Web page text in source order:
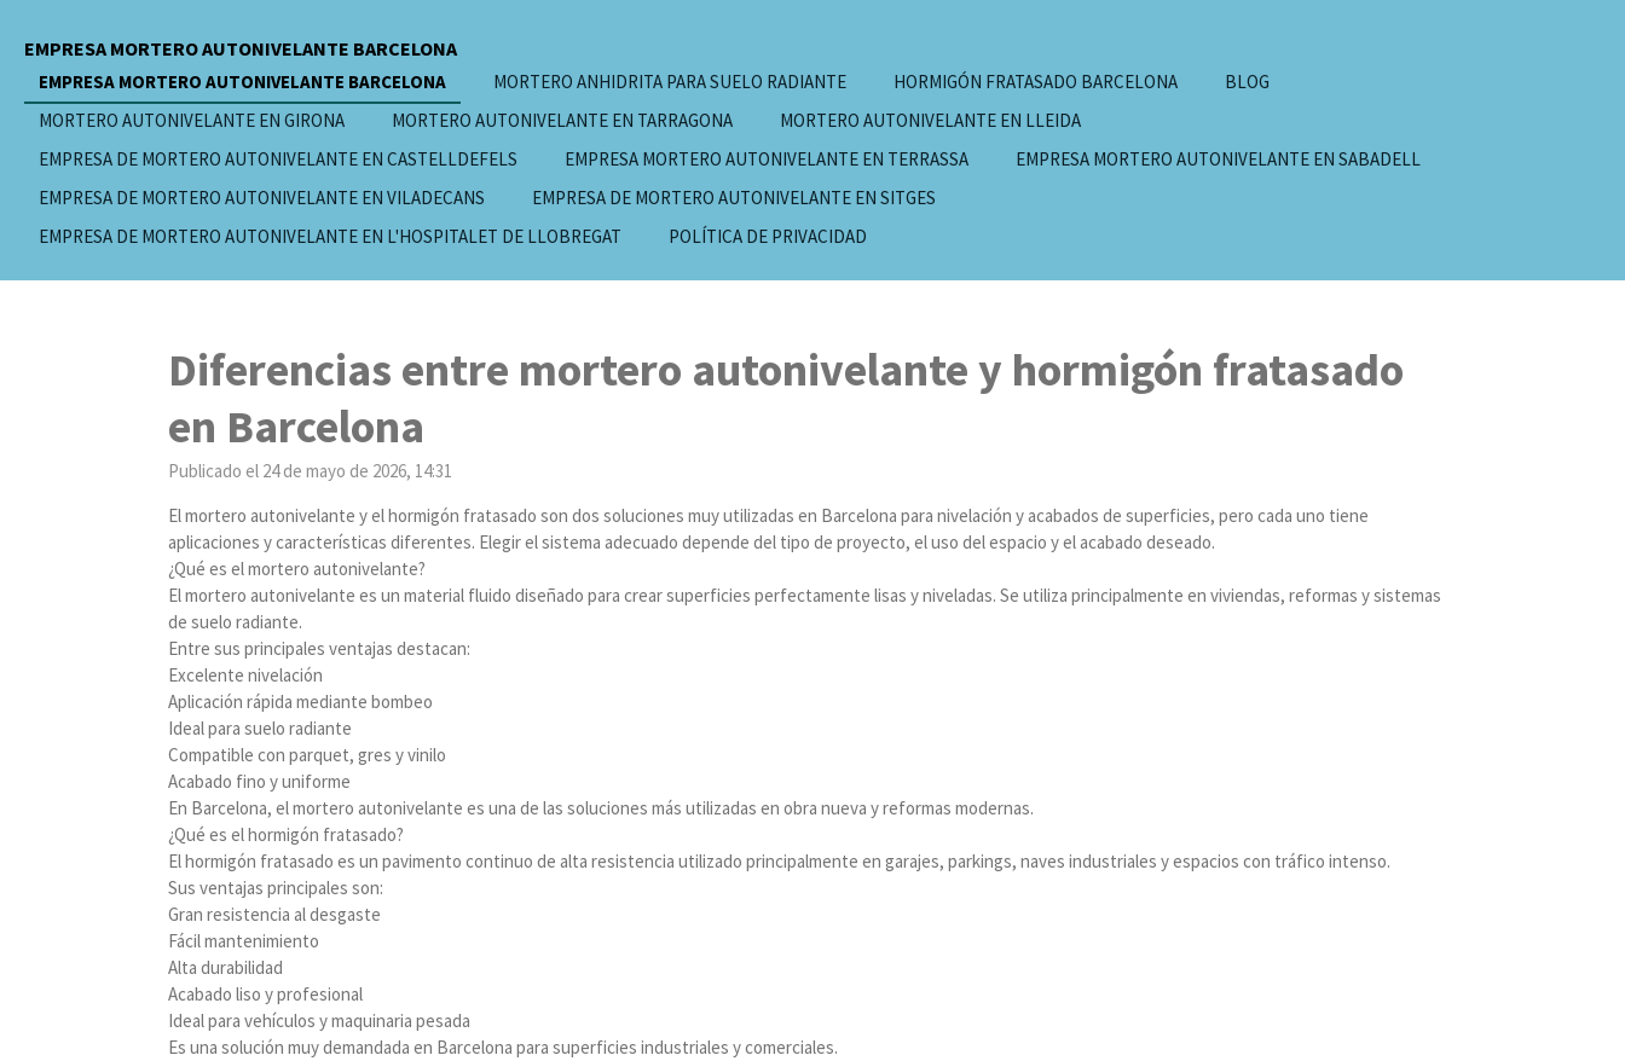
contenido
principal
EMPRESA MORTERO AUTONIVELANTE BARCELONA
EMPRESA MORTERO AUTONIVELANTE BARCELONA MORTERO ANHIDRITA PARA SUELO RADIANTE HORMIGÓN FRATASADO BARCELONA
BLOG
MORTERO AUTONIVELANTE EN GIRONA
MORTERO AUTONIVELANTE EN TARRAGONA
MORTERO AUTONIVELANTE EN LLEIDA
EMPRESA DE MORTERO AUTONIVELANTE EN CASTELLDEFELS
EMPRESA MORTERO AUTONIVELANTE EN TERRASSA
EMPRESA MORTERO AUTONIVELANTE EN SABADELL
EMPRESA DE MORTERO AUTONIVELANTE EN VILADECANS
EMPRESA DE MORTERO AUTONIVELANTE EN SITGES
EMPRESA DE MORTERO AUTONIVELANTE EN L'HOSPITALET DE LLOBREGAT
POLÍTICA DE PRIVACIDAD
Diferencias entre mortero autonivelante y hormigón fratasado
en Barcelona
Publicado el 24 de mayo de 2026, 14:31
El mortero autonivelante y el hormigón fratasado son dos soluciones muy utilizadas en Barcelona para nivelación y acabados de superficies, pero cada uno tiene
aplicaciones y características diferentes. Elegir el sistema adecuado depende del tipo de proyecto, el uso del espacio y el acabado deseado.
¿Qué es el mortero autonivelante?
El mortero autonivelante es un material fluido diseñado para crear superficies perfectamente lisas y niveladas. Se utiliza principalmente en viviendas, reformas y sistemas
de suelo radiante.
Entre sus principales ventajas destacan:
Excelente nivelación
Aplicación rápida mediante bombeo
Ideal para suelo radiante
Compatible con parquet, gres y vinilo
Acabado fino y uniforme
En Barcelona, el mortero autonivelante es una de las soluciones más utilizadas en obra nueva y reformas modernas.
¿Qué es el hormigón fratasado?
El hormigón fratasado es un pavimento continuo de alta resistencia utilizado principalmente en garajes, parkings, naves industriales y espacios con tráfico intenso.
Sus ventajas principales son:
Gran resistencia al desgaste
Fácil mantenimiento
Alta durabilidad
Acabado liso y profesional
Ideal para vehículos y maquinaria pesada
Es una solución muy demandada en Barcelona para superficies industriales y comerciales.